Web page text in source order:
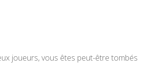
joueurs, vous êtes peut-être tombés